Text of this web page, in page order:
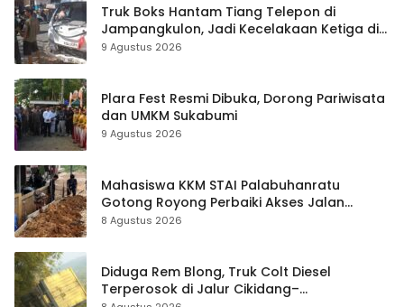
Truk Boks Hantam Tiang Telepon di
Jampangkulon, Jadi Kecelakaan Ketiga di
Titik yang Sama
9 Agustus 2026
Plara Fest Resmi Dibuka, Dorong Pariwisata
dan UMKM Sukabumi
9 Agustus 2026
Mahasiswa KKM STAI Palabuhanratu
Gotong Royong Perbaiki Akses Jalan
Majelis Ta’lim di Sagaranten
8 Agustus 2026
Diduga Rem Blong, Truk Colt Diesel
Terperosok di Jalur Cikidang–